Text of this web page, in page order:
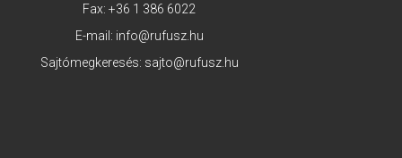
Fax: +36 1 386 6022
E-mail: info@rufusz.hu
Sajtómegkeresés: sajto@rufusz.hu